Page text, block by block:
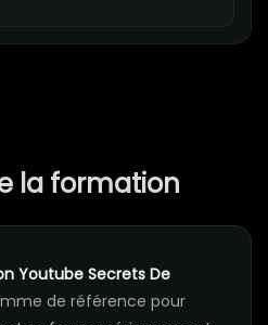
la formation
Youtube Secrets De
de référence pour